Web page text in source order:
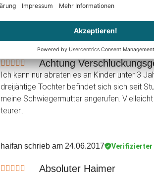
Katerschrieb am 08.11.2017 Verifizierter
Achtung
Ich kann nur abraten es an Kinder unter 3
dreijähtige Tochter befindet sich sich seit
meine Schwiegermutter angerufen.
teurer...
haifan schrieb am 24.06.2017 Verifizierter
Absoluter Haimer